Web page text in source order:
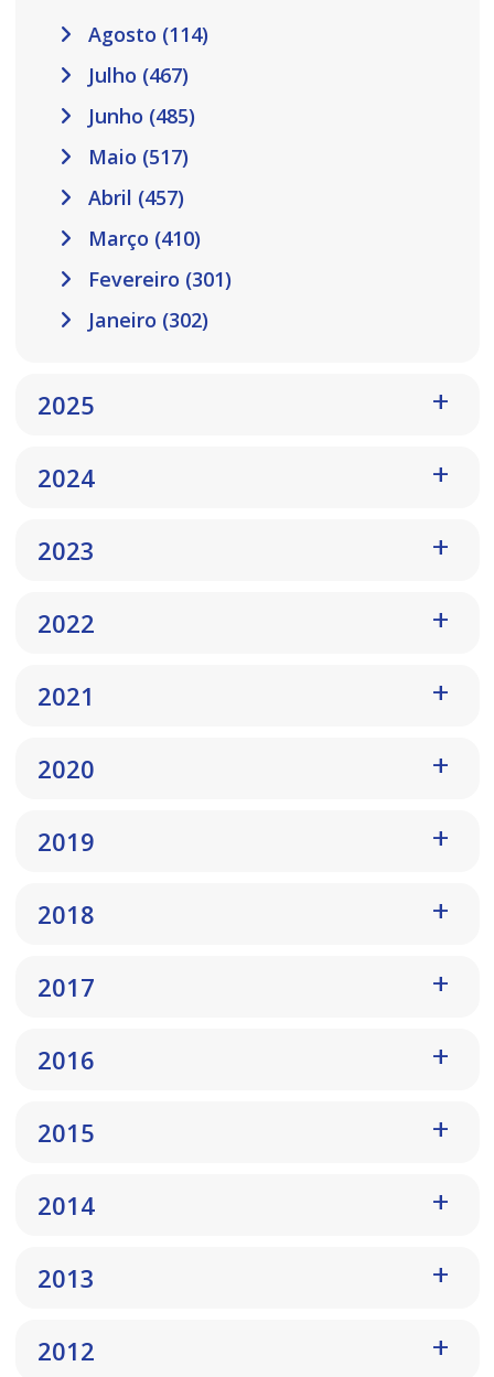
Agosto (114)
Julho (467)
Junho (485)
Maio (517)
Abril (457)
Março (410)
Fevereiro (301)
Janeiro (302)
2025
2024
2023
2022
2021
2020
2019
2018
2017
2016
2015
2014
2013
2012